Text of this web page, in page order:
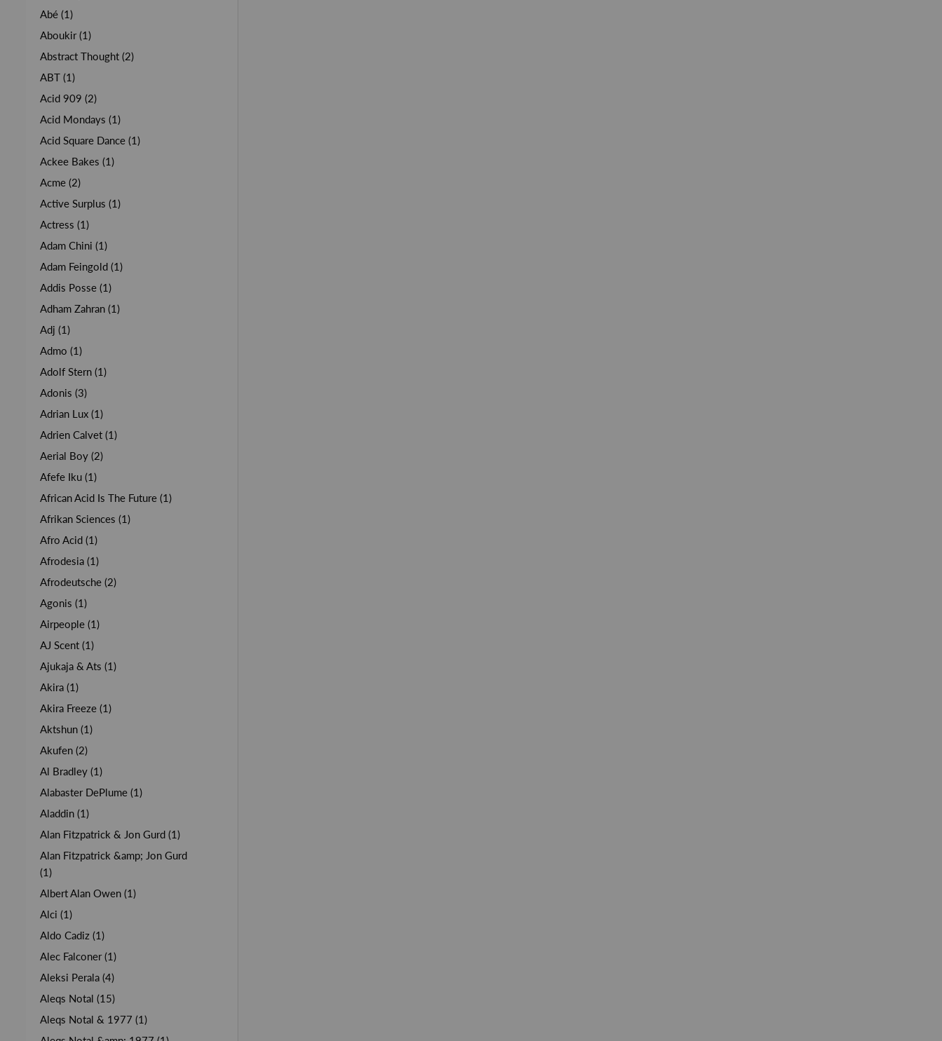
Abé (1)
Aboukir (1)
Abstract Thought (2)
ABT (1)
Acid 909 (2)
Acid Mondays (1)
Acid Square Dance (1)
Ackee Bakes (1)
Acme (2)
Active Surplus (1)
Actress (1)
Adam Chini (1)
Adam Feingold (1)
Addis Posse (1)
Adham Zahran (1)
Adj (1)
Admo (1)
Adolf Stern (1)
Adonis (3)
Adrian Lux (1)
Adrien Calvet (1)
Aerial Boy (2)
Afefe Iku (1)
African Acid Is The Future (1)
Afrikan Sciences (1)
Afro Acid (1)
Afrodesia (1)
Afrodeutsche (2)
Agonis (1)
Airpeople (1)
AJ Scent (1)
Ajukaja & Ats (1)
Akira (1)
Akira Freeze (1)
Aktshun (1)
Akufen (2)
Al Bradley (1)
Alabaster DePlume (1)
Aladdin (1)
Alan Fitzpatrick & Jon Gurd (1)
Alan Fitzpatrick &amp; Jon Gurd
(1)
Albert Alan Owen (1)
Alci (1)
Aldo Cadiz (1)
Alec Falconer (1)
Aleksi Perala (4)
Aleqs Notal (15)
Aleqs Notal & 1977 (1)